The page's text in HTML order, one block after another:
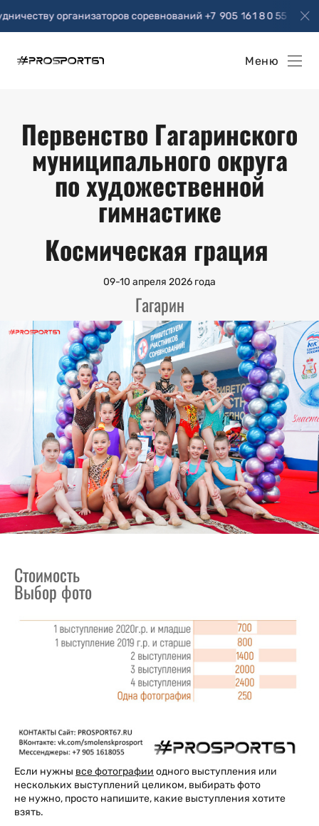
организаторов соревнований +7 905 16 1 8 0 55
Меню
Первенство Гагаринского
муниципального округа
по художественной
гимнастике
Космическая грация
09-10 апреля 2026 года
Гагарин
Стоимость
Выбор фото
Если нужны все фотографии одного выступления или
нескольких выступлений целиком, выбирать фото
не нужно, просто напишите, какие выступления хотите
взять.